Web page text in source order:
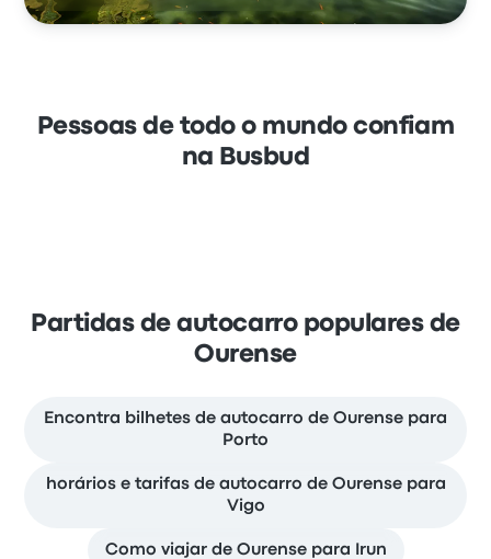
Pessoas de todo o mundo confiam
na Busbud
Partidas de autocarro populares de
Ourense
Encontra bilhetes de autocarro de Ourense para
Porto
horários e tarifas de autocarro de Ourense para
Vigo
Como viajar de Ourense para Irun